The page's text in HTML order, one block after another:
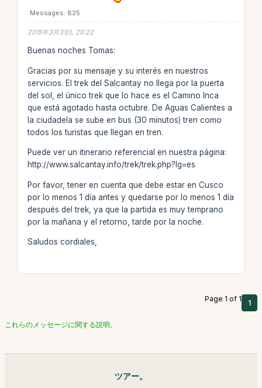
Messages: 825
2015年3月31日, 20:22
Buenas noches Tomas:
Gracias por su mensaje y su interés en nuestros
servicios. El trek del Salcantay no llega por la puerta
del sol, el único trek que lo hace es el Camino Inca
que está agotado hasta octubre. De Aguas Calientes a
la ciudadela se sube en bus (30 minutos) tren como
todos los turistas que llegan en tren.
Puede ver un itinerario referencial en nuestra página:
http://www.salcantay.info/trek/trek.php?lg=es
Por favor, tener en cuenta que debe estar en Cusco
por lo menos 1 día antes y quedarse por lo menos 1 día
después del trek, ya que la partida es muy temprano
por la mañana y el retorno, tarde por la noche.
Saludos cordiales,
Page 1 of 1 1
これらのメッセージに関する説明。
ツアー。